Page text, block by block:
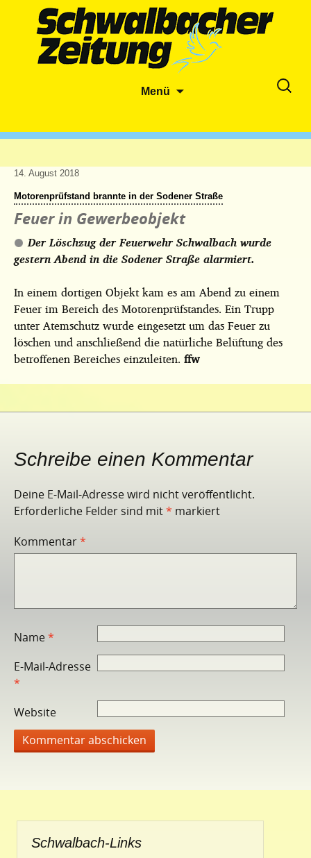
Menü
Suche
14. August 2018
Motorenprüfstand brannte in der Sodener Straße
Feuer in Gewerbeobjekt
Der Löschzug der Feuerwehr Schwalbach wurde
gestern Abend in die Sodener Straße alarmiert.
In einem dortigen Objekt kam es am Abend zu einem
Feuer im Bereich des Motorenprüfstandes. Ein Trupp
unter Atemschutz wurde eingesetzt um das Feuer zu
löschen und anschließend die natürliche Belüftung des
betroffenen Bereiches einzuleiten. ffw
Schreibe einen Kommentar
Deine E-Mail-Adresse wird nicht veröffentlicht.
Erforderliche Felder sind mit* markiert
Kommentar*
Name*
E-Mail-Adresse
*
Website
Schwalbach-Links